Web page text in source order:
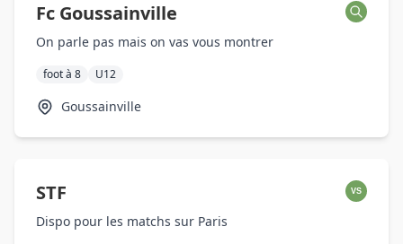
Fc Goussainville
On parle pas mais on vas vous montrer
foot à 8 U12
Goussainville
STF VS
Dispo pour les matchs sur Paris